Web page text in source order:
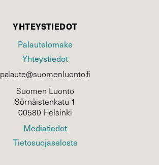
YHTEYSTIEDOT
Palautelomake
Yhteystiedot
palaute@suomenluonto.fi
Suomen Luonto
Sörnäistenkatu 1
00580 Helsinki
Mediatiedot
Tietosuojaseloste